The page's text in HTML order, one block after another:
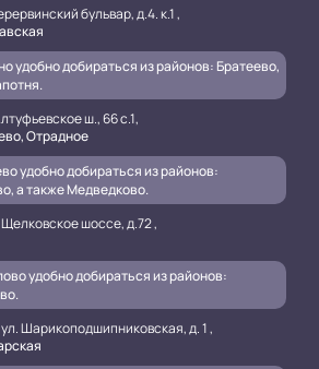
бульвар, д.4. к.1 ,
удобно добираться из районов: Братеево,
ш., 66 с.1,
Отрадное
удобно добираться из районов:
а также Медведково.
шоссе, д.72 ,
удобно добираться из районов:
Шарикоподшипниковская, д. 1 ,